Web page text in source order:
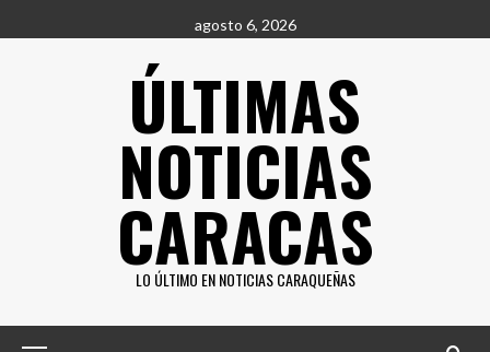
al
agosto 6, 2026
ÚLTIMAS
NOTICIAS
CARACAS
LO ÚLTIMO EN NOTICIAS CARAQUEÑAS